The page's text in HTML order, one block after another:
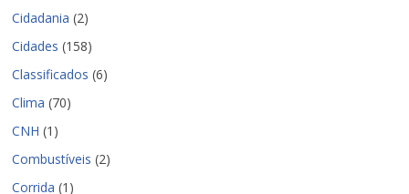
Cidadania (2)
Cidades (158)
Classificados (6)
Clima (70)
CNH (1)
Combustíveis (2)
Corrida (1)